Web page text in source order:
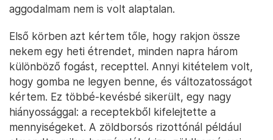
aggodalmam nem is volt alaptalan.
Első körben azt kértem tőle, hogy rakjon össze
nekem egy heti étrendet, minden napra három
különböző fogást, recepttel. Annyi kitételem volt,
hogy gomba ne legyen benne, és változatosságot
kértem. Ez többé-kevésbé sikerült, egy nagy
hiányossággal: a receptekből kifelejtette a
mennyiségeket. A zöldborsós rizottónál például